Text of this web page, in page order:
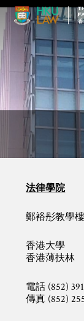
法律學院
鄭裕彤教學
香港大學
香港薄扶林
電話 (852)
傳真 (852)